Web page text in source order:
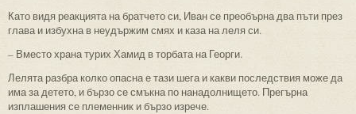
Като видя реакцията на братчето си, Иван се преобърна два пъти през
глава и избухна в неудържим смях и каза на леля си.
– Вместо храна турих Хамид в торбата на Георги.
Лелята разбра колко опасна е тази шега и какви последствия може да
има за детето, и бързо се смъкна по нанадолнището. Прегърна
изплашения се племенник и бързо изрече.